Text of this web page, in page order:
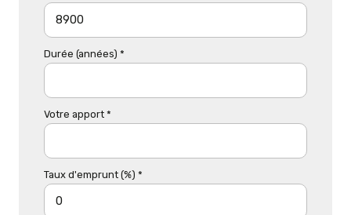
Durée (années) *
Votre apport *
Taux d'emprunt (%) *